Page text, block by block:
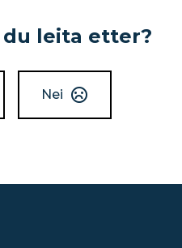
leita etter?
Nei